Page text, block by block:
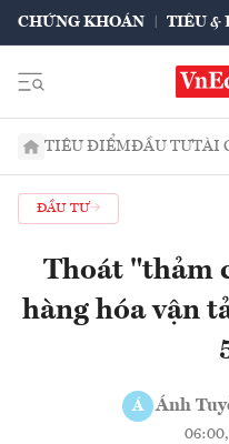
CHỨNG KHOÁN TIÊU &
TIÊU ĐIỂMĐẦU TƯTÀI
ĐẦU TƯ
Thoát "thảm
hàng hóa vận
Á Ánh